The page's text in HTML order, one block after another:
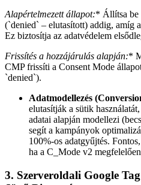
Alapértelmezett állapot:* Állítsa be
(`denied` – elutasított) addig, amíg
Ez biztosítja az adatvédelem
Frissítés a hozzájárulás alapján:*
CMP frissíti a Consent Mode
`denied`).
Adatmodellezés
elutasítják a sütik
adatai alapján modellezi
segít a kampányok
100%-os adatgyűjtés.
ha a C_Mode v2
3. Szerveroldali Google